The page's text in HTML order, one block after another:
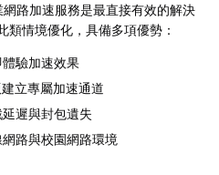
路加速服務是最直接有效的解決
類情境優化，具備多項優勢：
體驗加速效果
建立專屬加速通道
延遲與封包遺失
路與校園網路環境